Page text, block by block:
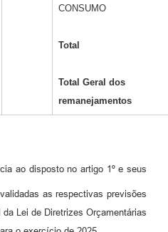
CONSUMO
Total
Total Geral dos
remanejamentos
ao disposto no artigo 1º e seus
as respectivas previsões
Lei de Diretrizes Orçamentárias